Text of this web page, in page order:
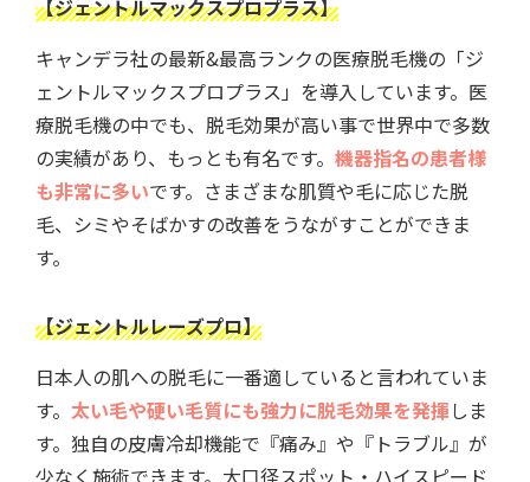
【ジェントルマックスプロプラス】
キャンデラ社の最新&最高ランクの医療脱毛機の「ジ
ェントルマックスプロプラス」を導入しています。医
療脱毛機の中でも、脱毛効果が高い事で世界中で多数
の実績があり、もっとも有名です。 機器指名の患者様
も非常に多いです。さまざまな肌質や毛に応じた脱
毛、シミやそばかすの改善をうながすことができま
す。
【ジェントルレーズプロ】
日本人の肌への脱毛に一番適していると言われていま
す。 太い毛や硬い毛質にも強力に脱毛効果を発揮しま
す。独自の皮膚冷却機能で『痛み』や『トラブル』が